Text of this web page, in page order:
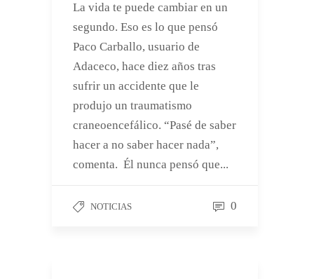
La vida te puede cambiar en un
segundo. Eso es lo que pensó
Paco Carballo, usuario de
Adaceco, hace diez años tras
sufrir un accidente que le
produjo un traumatismo
craneoencefálico. “Pasé de saber
hacer a no saber hacer nada”,
comenta. Él nunca pensó que...
NOTICIAS 0